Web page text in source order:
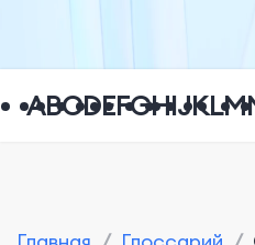
ABCDEFGHIJKLM